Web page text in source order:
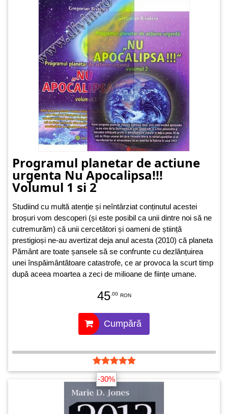
Programul planetar de actiune
urgenta Nu Apocalipsa!!!
Volumul 1 si 2
Studiind cu multă atenție și neîntârziat conținutul acestei
broșuri vom descoperi (și este posibil ca unii dintre noi să ne
cutremurăm) că unii cercetători și oameni de știință
prestigioși ne-au avertizat deja anul acesta (2010) că planeta
Pământ are toate șansele să se confrunte cu dezlănțuirea
unei înspăimântătoare catastrofe, ce ar provoca la scurt timp
după aceea moartea a zeci de milioane de ființe umane.
seama că, fără îndoială, acesta este și va rămâne sensul
45 .00 RON
Cumpără
-30%